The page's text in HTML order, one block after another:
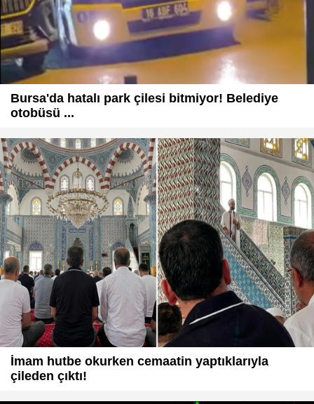
Bursa'da hatalı park çilesi bitmiyor! Belediye
otobüsü ...
İmam hutbe okurken cemaatin yaptıklarıyla
çileden çıktı!